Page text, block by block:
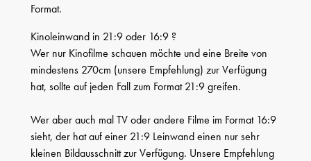
Format.
Kinoleinwand in 21:9 oder 16:9 ?
Wer nur Kinofilme schauen möchte und eine Breite von
mindestens 270cm (unsere Empfehlung) zur Verfügung
hat, sollte auf jeden Fall zum Format 21:9 greifen.
Wer aber auch mal TV oder andere Filme im Format 16:9
sieht, der hat auf einer 21:9 Leinwand einen nur sehr
kleinen Bildausschnitt zur Verfügung. Unsere Empfehlung